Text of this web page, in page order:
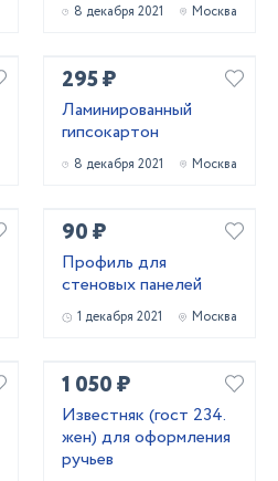
8 декабря 2021 Москва
295 ₽
Ламинированный
гипсокартон
8 декабря 2021 Москва
90 ₽
Профиль для
стеновых панелей
1 декабря 2021 Москва
1 050 ₽
Известняк (гост 234.
жен) для оформления
ручьев